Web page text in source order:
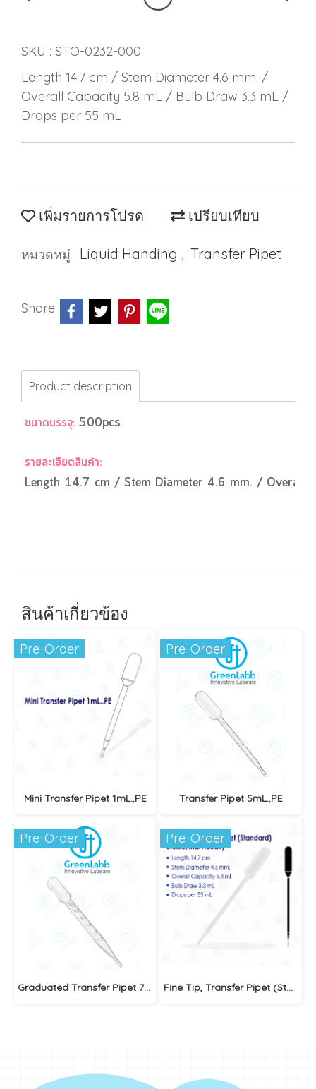
SKU : STO-0232-000
Length 14.7 cm / Stem Diameter 4.6 mm. /
Overall Capacity 5.8 mL / Bulb Draw 3.3 mL /
Drops per 55 mL
เพิ่มรายการโปรด เปรียบเทียบ
หมวดหมู่ : Liquid Handing , Transfer Pipet
Share
Product description
ขนาดบรรจุ: 500pcs.
รายละเอียดสินค้า:
Length 14.7 cm / Stem Diameter 4.6 mm. /
สินค้าเกี่ยวข้อง
Pre-Order
Mini Transfer Pipet 1mL.,PE
Pre-Order
Transfer Pipet 5mL.,PE
Pre-Order
Graduated Transfer Pipet 7mL (Sterile)
Pre-Order
Fine Tip, Transfer Pipet (Standard) Sterile/Individually